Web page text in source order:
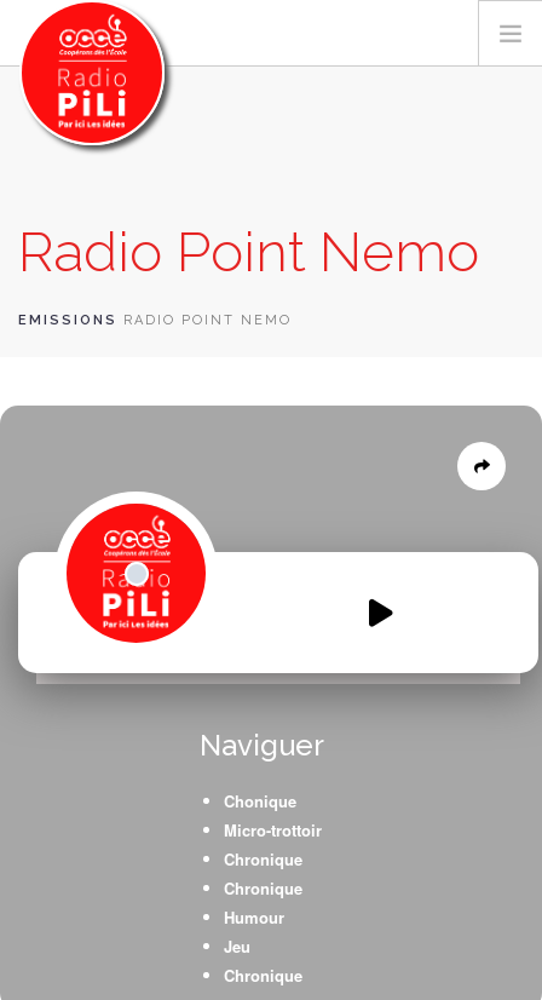
GRILLE DES PROGRAMMES
EMISSIONS / PODCASTS
CONTACT
Radio Point Nemo
EMISSIONS RADIO POINT NEMO
Radio-Point-Nemo-Les-requins-
sont-dangereux-mythe-ou-
Naviguer
Chonique
Micro-trottoir
Chronique
Chronique
Humour
Jeu
Chronique